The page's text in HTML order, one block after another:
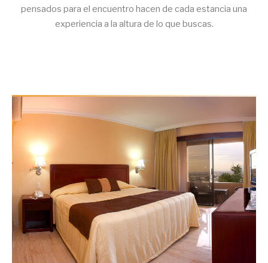
pensados para el encuentro hacen de cada estancia una
experiencia a la altura de lo que buscas.
Ejecutiva Doble